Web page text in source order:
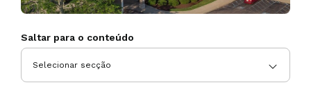
Saltar para o conteúdo